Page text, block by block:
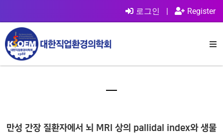
로그인 | Register
만성 간장 질환자에서 뇌 MRI 상의 pallidal index와 생물